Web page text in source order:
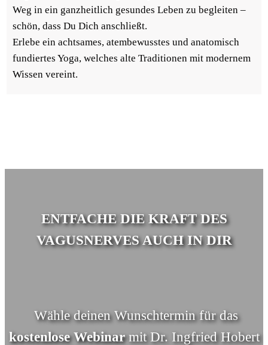
Weg in ein ganzheitlich gesundes Leben zu begleiten –
schön, dass Du Dich anschließt.
Erlebe ein achtsames, atembewusstes und anatomisch
fundiertes Yoga, welches alte Traditionen mit modernem
Wissen vereint.
ENTFACHE DIE KRAFT DES
VAGUSNERVES AUCH IN DIR
Wähle deinen Wunschtermin für das
kostenlose Webinarmit Dr. Ingfried Hobert